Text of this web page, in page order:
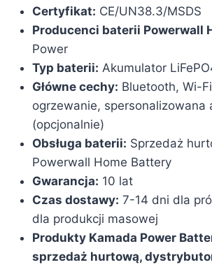
Certyfikat: CE/UN38.3/MSDS
Producenci baterii Powerwall
Power
Typ baterii: Akumulator
Główne cechy: Bluetooth, Wi-
ogrzewanie, spersonalizowana
(opcjonalnie)
Obsługa baterii: Sprzedaż
Powerwall Home Battery
Gwarancja: 10 lat
Czas dostawy: 7-14 dni dla
dla produkcji masowej
Produkty Kamada Power
sprzedaż hurtową,